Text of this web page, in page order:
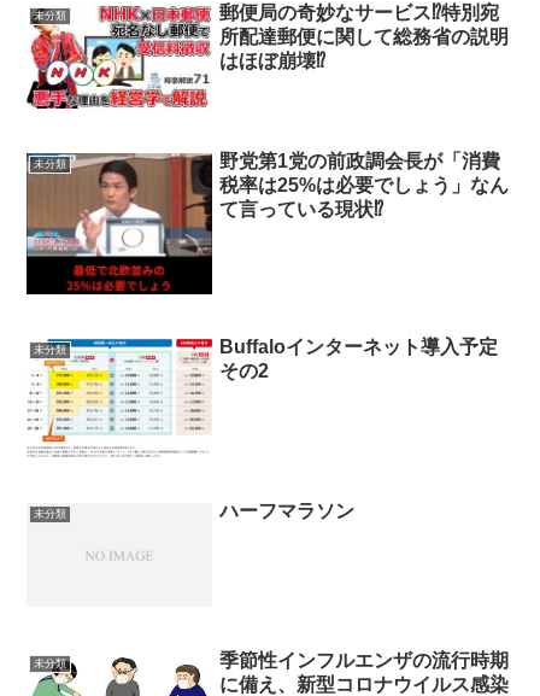
未分類
郵便局の奇妙なサービス⁉特別宛
所配達郵便に関して総務省の説明
はほぼ崩壊⁉
未分類
野党第1党の前政調会長が「消費
税率は25%は必要でしょう」なん
て言っている現状⁉
未分類
Buffaloインターネット導入予定
その2
未分類 ハーフマラソン
未分類
季節性インフルエンザの流行時期
に備え、新型コロナウイルス感染